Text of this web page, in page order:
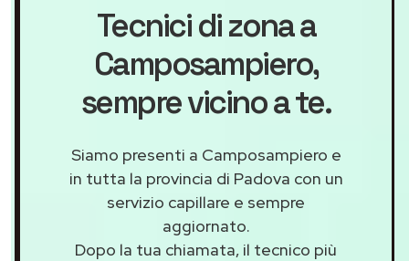
Tecnici di zona a
Camposampiero,
sempre vicino a te.
Siamo presenti a Camposampiero e
in tutta la provincia di Padova con un
servizio capillare e sempre
aggiornato.
Dopo la tua chiamata, il tecnico più